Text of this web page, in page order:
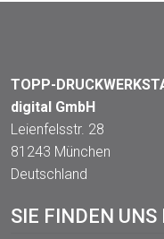
TOPP-
digital GmbH
Leienfelsstr. 28
81243 München
Deutschland
SIE FINDEN UNS